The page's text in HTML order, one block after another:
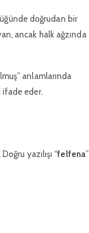
doğrudan bir
ancak halk ağzında
anlamlarında
ifade eder.
yazılışı “felfena”